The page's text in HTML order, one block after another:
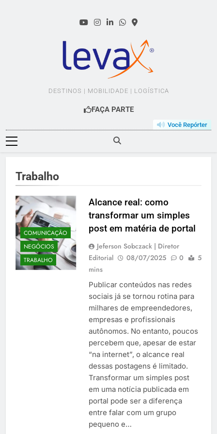
LEVAX.COM.BR
DESTINOS | MOBILIDADE | LOGÍSTICA
FAÇA PARTE
Você Repórter
Trabalho
COMUNICAÇÃO
NEGÓCIOS
TRABALHO
Alcance real: como
transformar um simples
post em matéria de portal
Jeferson Sobczack | Diretor
Editorial
08/07/2025 0
5
mins
Publicar conteúdos nas redes
sociais já se tornou rotina para
milhares de empreendedores,
empresas e profissionais
autônomos. No entanto, poucos
percebem que, apesar de estar
“na internet”, o alcance real
dessas postagens é limitado.
Transformar um simples post
em uma notícia publicada em
portal pode ser a diferença
entre falar com um grupo
pequeno e…